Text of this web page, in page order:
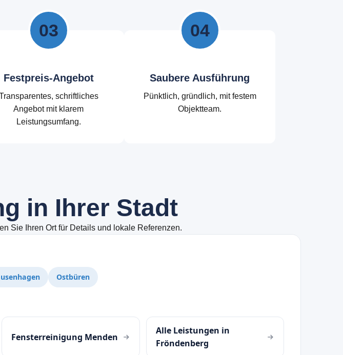
Festpreis-Angebot
schriftliches
Angebot mit klarem
Leistungsumfang.
03
Saubere Ausführung
Pünktlich, gründlich, mit festem
Objektteam.
04
g in Ihrer Stadt
Sie Ihren Ort für Details und lokale Referenzen.
Ostbüren
Fensterreinigung Menden
Alle Leistungen in
Fröndenberg